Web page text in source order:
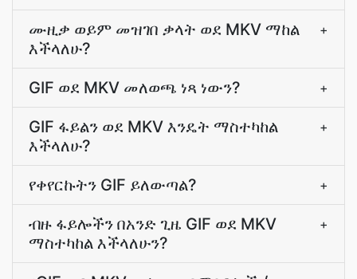
ሙዚቃ ወይም መዝገበ ቃላት ወደ MKV ማከል
እችላለሁ?
+
GIF ወደ MKV መለወጫ ነጻ ነውን? +
GIF ፋይልን ወደ MKV እንዴት ማስተካከል
እችላለሁ?
+
የቀየርኩትን GIF ይለውጣል? +
ብዙ ፋይሎችን በአንድ ጊዜ GIF ወደ MKV
ማስተካከል እችላለሁን?
+